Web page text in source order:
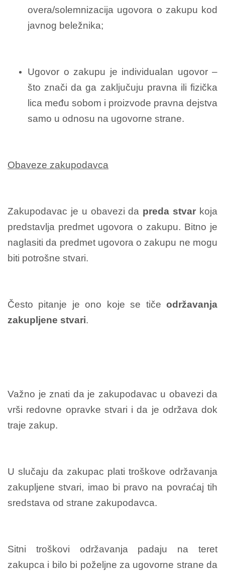
overa/solemnizacija ugovora o zakupu kod
javnog beležnika;
Ugovor o zakupu je individualan ugovor –
što znači da ga zaključuju pravna ili fizička
lica među sobom i proizvode pravna dejstva
samo u odnosu na ugovorne strane.
Obaveze zakupodavca
Zakupodavac je u obavezi da preda stvar koja
predstavlja predmet ugovora o zakupu. Bitno je
naglasiti da predmet ugovora o zakupu ne mogu
biti potrošne stvari.
Često pitanje je ono koje se tiče održavanja
zakupljene stvari.
Važno je znati da je zakupodavac u obavezi da
vrši redovne opravke stvari i da je održava dok
traje zakup.
U slučaju da zakupac plati troškove održavanja
zakupljene stvari, imao bi pravo na povraćaj tih
sredstava od strane zakupodavca.
Sitni troškovi održavanja padaju na teret
zakupca i bilo bi poželjne za ugovorne strane da